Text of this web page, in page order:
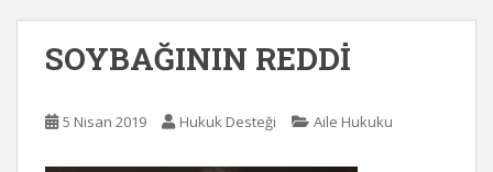
SOYBAĞININ REDDİ
5 Nisan 2019 Hukuk Desteği Aile Hukuku